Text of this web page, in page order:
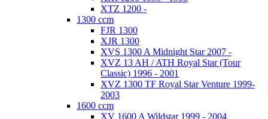
XTZ 1200 -
1300 ccm
FJR 1300
XJR 1300
XVS 1300 A Midnight Star 2007 -
XVZ 13 AH / ATH Royal Star (Tour
Classic) 1996 - 2001
XVZ 1300 TF Royal Star Venture 1999-
2003
1600 ccm
XV 1600 A Wildstar 1999 - 2004